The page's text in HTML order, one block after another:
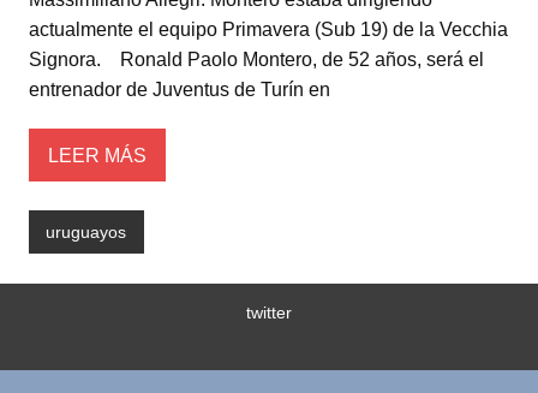
p
p
o
o
tir
actualmente el equipo Primavera (Sub 19) de la Vecchia
Signora. Ronald Paolo Montero, de 52 años, será el
entrenador de Juventus de Turín en
LEER MÁS
uruguayos
twitter